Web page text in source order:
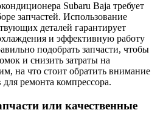
Subaru Baja требует
запчастей. Использование
деталей гарантирует
и эффективную работу
подобрать запчасти, чтобы
и снизить затраты на
на что стоит обратить внимание
ремонта компрессора.
или качественные